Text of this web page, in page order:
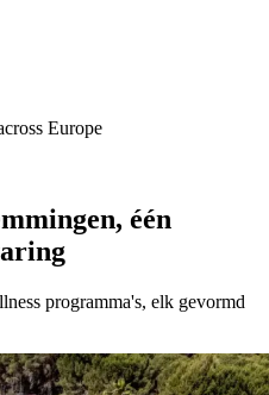
Europe
één
programma's, elk gevormd